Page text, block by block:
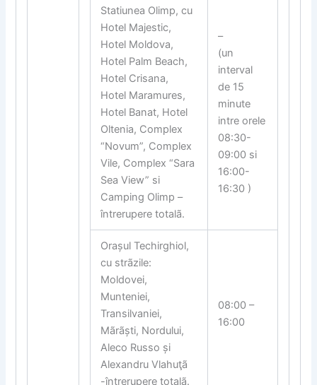
Statiunea Olimp, cu
Hotel Majestic,
Hotel Moldova,
Hotel Palm Beach,
Hotel Crisana,
Hotel Maramures,
Hotel Banat, Hotel
Oltenia, Complex
“Novum”, Complex
Vile, Complex “Sara
Sea View” si
Camping Olimp –
întrerupere totalã.
–
(un
interval
de 15
minute
intre orele
08:30-
09:00 si
16:00-
16:30 )
Orașul Techirghiol,
cu strãzile:
Moldovei,
Munteniei,
Transilvaniei,
Mãrãști, Nordului,
Aleco Russo și
Alexandru Vlahuţã
-întrerupere totalã.
08:00 –
16:00